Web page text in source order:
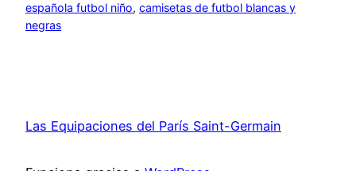
española futbol niño, camisetas de futbol blancas y
negras
Las Equipaciones del París Saint-Germain